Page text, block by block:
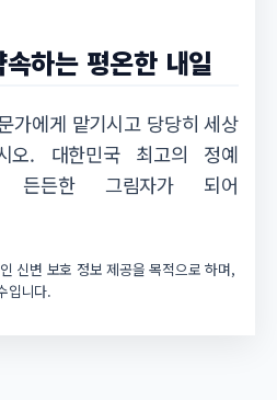
하는 평온한 내일
가에게 맡기시고 당당히 세상
오. 대한민국 최고의 정예
든든한 그림자가 되어
신변 보호 정보 제공을 목적으로 하며,
입니다.